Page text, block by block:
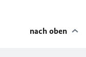
nach oben